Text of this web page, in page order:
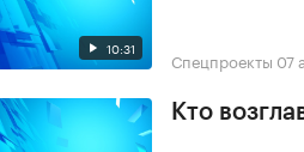
10:31 Спецпроекты 07
Кто